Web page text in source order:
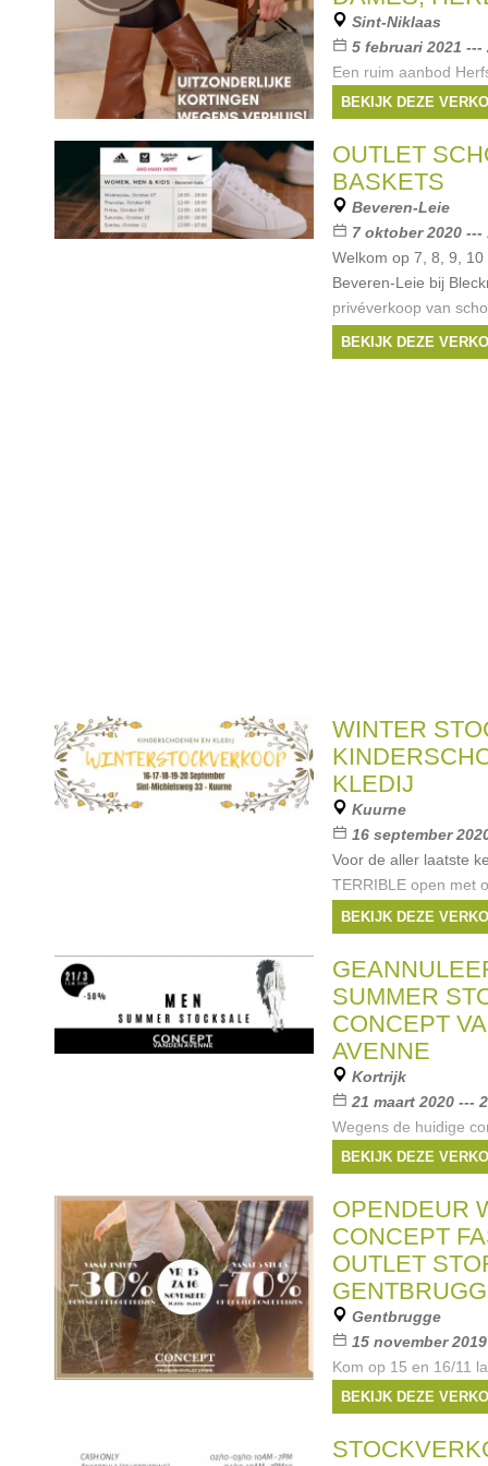
Sint-Niklaas
5 februari 2021 ---
Een ruim aanbod
dames-, heren-en
handtassen, valiezen
bodemprijzen.
verhuis. Ook een ruim
MEUBELEN & DECO
BEKIJK DEZE
OUTLET
BASKETS
Beveren-Leie
7 oktober 2020 ---
Welkom op 7, 8, 9,
Beveren-Leie bij
privéverkoop van
TOTALE uitverkoop,
kwaliteitsmerken
BEKIJK DEZE
WINTER
KLEDIJ
Kuurne
16 september
Voor de aller laatste
TERRIBLE open met
sluiten we ons
schoenen maat 18- 40
Merken:
Gallucci , ...
BEKIJK DEZE
SUMMER
CONCEPT
AVENNE
Kortrijk
21 maart 2020 ---
Wegens de huidige
verkoop afgelast.
heren bij Concept
Op deze verkoop vind
Napoli , Fedeli,Jacob
Merken:DIADORA
Napoli ,Stenströms,
BEKIJK DEZE
OPENDEUR
CONCEPT
OUTLET
Gentbrugge
15 november
Kom op 15 en 16/11
outfit tegen een
met de pakjes
accessoires voor jong
BEKIJK DEZE